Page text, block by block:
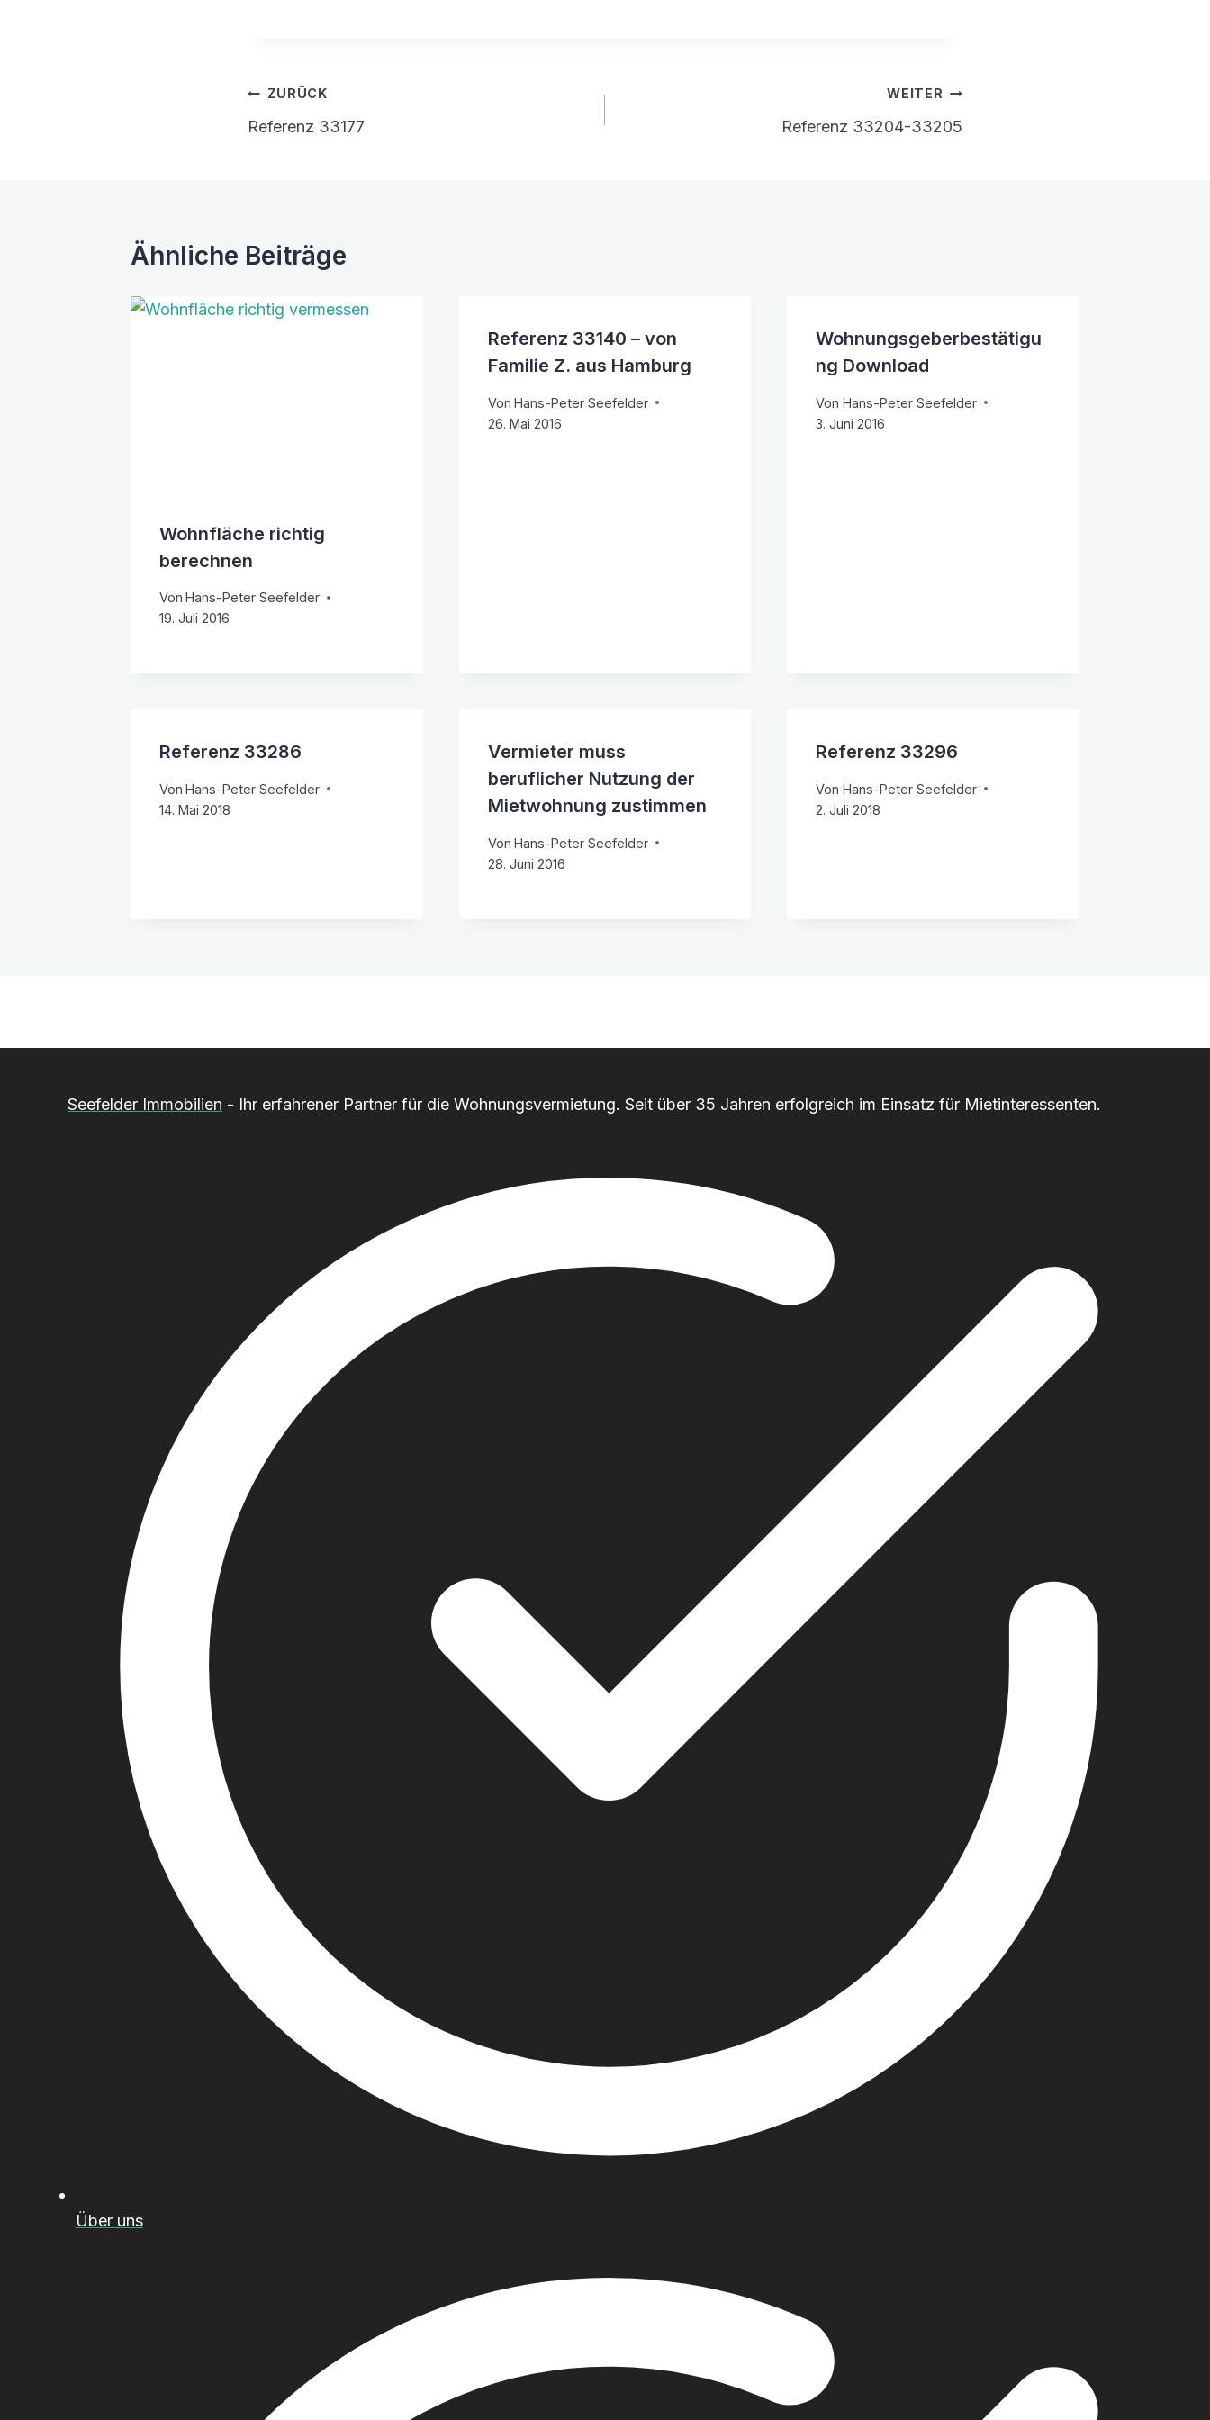
Beitragsnavigation
ZURÜCK
Referenz 33177
WEITER
Referenz 33204-33205
Ähnliche Beiträge
Wohnfläche richtig
berechnen
Von Hans-Peter Seefelder
19. Juli 2016
Referenz 33140 – von
Familie Z. aus Hamburg
Von Hans-Peter Seefelder
26. Mai 2016
Wohnungsgeberbestätigu
ng Download
Von Hans-Peter Seefelder
3. Juni 2016
Referenz 33286
Von Hans-Peter Seefelder
14. Mai 2018
Vermieter muss
beruflicher Nutzung der
Mietwohnung zustimmen
Von Hans-Peter Seefelder
28. Juni 2016
Referenz 33296
Von Hans-Peter Seefelder
2. Juli 2018
Seefelder Immobilien - Ihr erfahrener Partner für die Wohnungsvermietung. Seit über 35 Jahren erfolgreich im Einsatz für Mietinteressenten.
Über uns